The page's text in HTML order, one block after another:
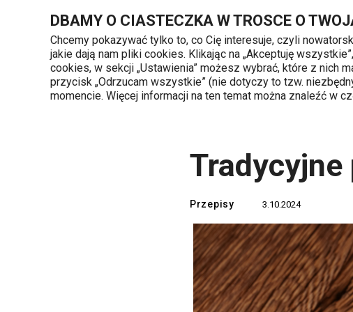
DBAMY O CIASTECZKA W TROSCE O
Chcemy pokazywać tylko to, co Cię interesuje, czyli
jakie dają nam pliki cookies. Klikając na „Akceptuję
cookies, w sekcji „Ustawienia” możesz wybrać, które z nich
przycisk „Odrzucam wszystkie” (nie dotyczy to tzw.
momencie. Więcej informacji na ten temat można znaleźć w
Kategorie produktów 720 809 700
Poniedziałek - piątek od 8 do
Tradycyjne
Przepisy 3.10.2024